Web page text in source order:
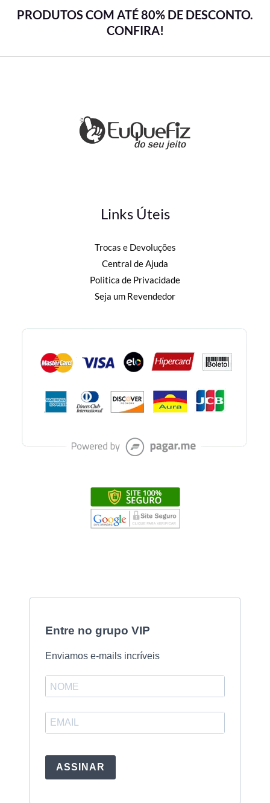
PRODUTOS COM ATÉ 80% DE DESCONTO.
CONFIRA!
Links Úteis
Trocas e Devoluções
Central de Ajuda
Politica de Privacidade
Seja um Revendedor
Entre no grupo VIP
Enviamos e-mails incríveis
ASSINAR